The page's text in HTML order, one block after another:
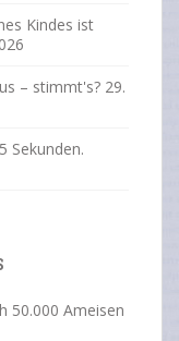
Kindes ist
– stimmt's? 29.
Sekunden.
50.000 Ameisen